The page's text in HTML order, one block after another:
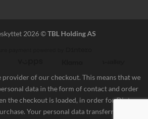
2026 ©TBL Holding AS
provider of our checkout. This means that we
data in the form of contact and order
the checkout is loaded, in order for Dintero
Your personal data transferred is